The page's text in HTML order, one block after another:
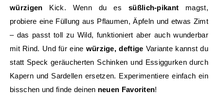
würzigen Kick. Wenn du essüßlich-pikant magst,
probiere eine Füllung aus Pflaumen, Äpfeln und etwas Zimt
– das passt toll zu Wild, funktioniert aber auch wunderbar
mit Rind. Und für eine würzige, deftige Variante kannst du
statt Speck geräucherten Schinken und Essiggurken durch
Kapern und Sardellen ersetzen. Experimentiere einfach ein
bisschen und finde deinen neuen Favoriten!